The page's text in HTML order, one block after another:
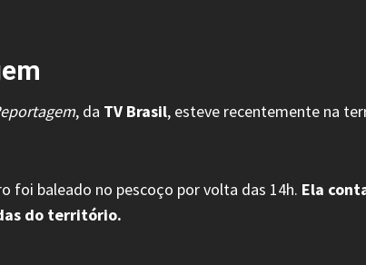
, da TV Brasil, esteve recentemente na
foi baleado no pescoço por volta das 14h. Ela
do território.